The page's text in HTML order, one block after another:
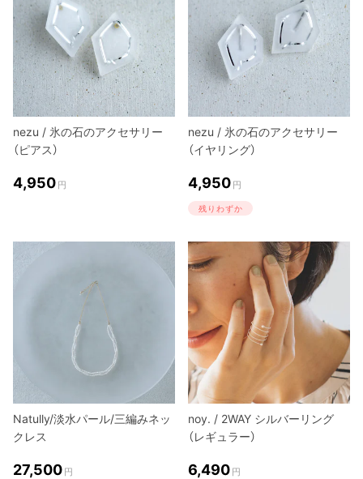
nezu / 氷の石のアクセサリー
（ピアス）
4,950 円
nezu / 氷の石のアクセサリー
（イヤリング）
4,950 円
残りわずか
Natully/淡水パール/三編みネッ
クレス
27,500 円
noy. / 2WAY シルバーリング
（レギュラー）
6,490 円